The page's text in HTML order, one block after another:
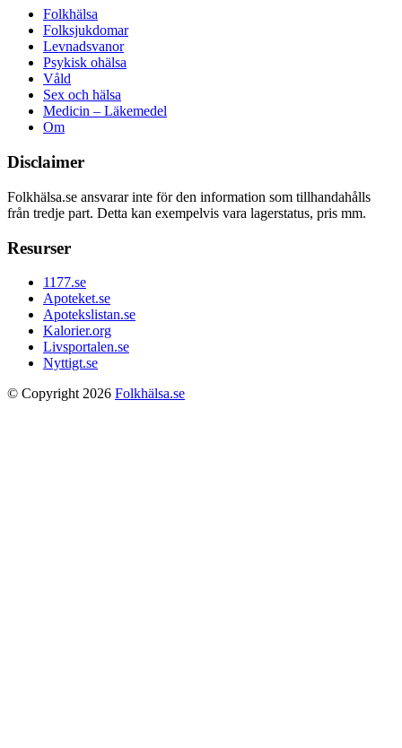
Folkhälsa
Folksjukdomar
Levnadsvanor
Psykisk ohälsa
Våld
Sex och hälsa
Medicin – Läkemedel
Om
Disclaimer
Folkhälsa.se ansvarar inte för den information som tillhandahålls
från tredje part. Detta kan exempelvis vara lagerstatus, pris mm.
Resurser
1177.se
Apoteket.se
Apotekslistan.se
Kalorier.org
Livsportalen.se
Nyttigt.se
© Copyright 2026 Folkhälsa.se